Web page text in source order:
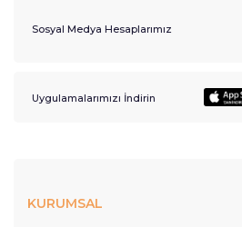
Sosyal Medya Hesaplarımız
Uygulamalarımızı İndirin
KURUMSAL